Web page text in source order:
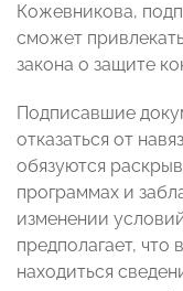
Кожевникова,
сможет
закона о защите
Подписавшие
отказаться от
обязуются
программах и
изменении
предполагает, что
находиться